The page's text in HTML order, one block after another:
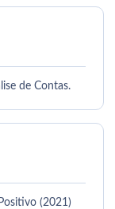
de Contas.
(2021)